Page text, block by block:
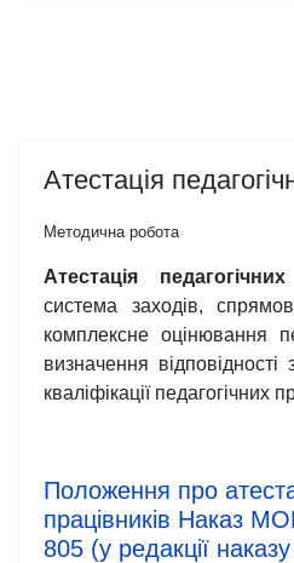
Атестація
Методична робота
Атестація
система заходів,
комплексне оцінювання
визначення відповідності
кваліфікації педагогічних
Положення про
працівників Наказ
805 (у редакції